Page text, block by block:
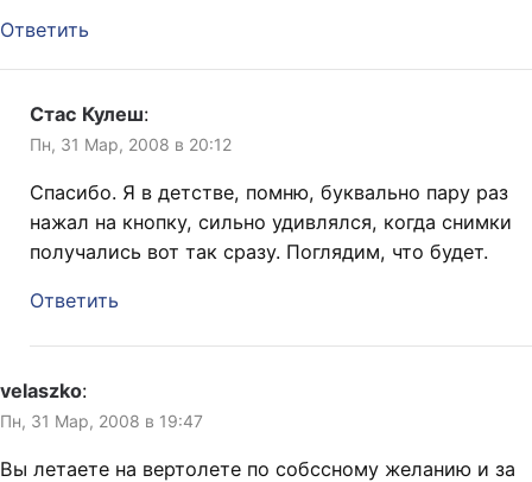
Ответить
Стас Кулеш:
Пн, 31 Мар, 2008 в 20:12
Спасибо. Я в детстве, помню, буквально пару раз
нажал на кнопку, сильно удивлялся, когда снимки
получались вот так сразу. Поглядим, что будет.
Ответить
velaszko:
Пн, 31 Мар, 2008 в 19:47
Вы летаете на вертолете по собссному желанию и за